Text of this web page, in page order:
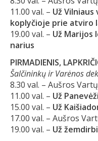
11.00 val. – Už
koplyčioje prie atviro
19.00 val. – Už Marijos
narius
PIRMADIENIS,
Šalčininkų ir Varėnos
8.30 val. – Aušros
11.00 val. – Už
15.00 val. – Už
17.00 val. – Aušros
19.00 val. – Už